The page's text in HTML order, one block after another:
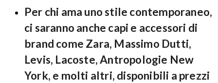
Per chi ama uno stile contemporaneo,
ci saranno anche capi e accessori di
brand come Zara, Massimo Dutti,
Levis, Lacoste, Antropologie New
York, e molti altri, disponibili a prezzi